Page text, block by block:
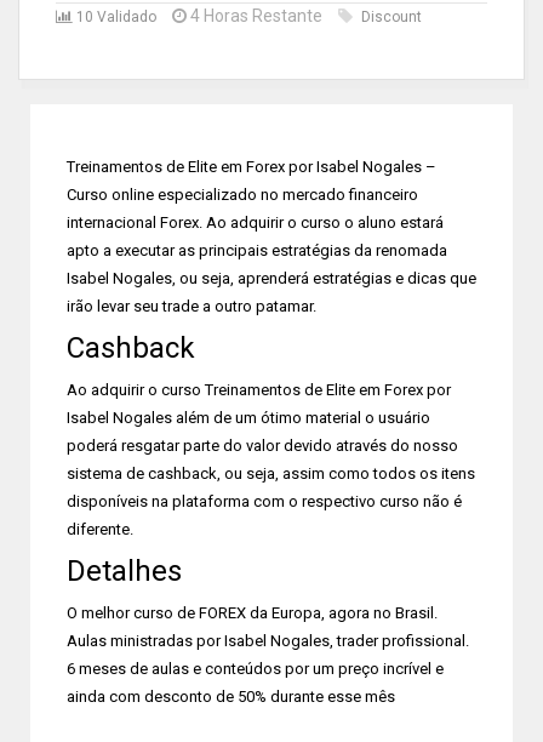
10 Validado 4 Horas Restante Discount
Treinamentos de Elite em Forex por Isabel Nogales –
Curso online especializado no mercado financeiro
internacional Forex. Ao adquirir o curso o aluno estará
apto a executar as principais estratégias da renomada
Isabel Nogales, ou seja, aprenderá estratégias e dicas que
irão levar seu trade a outro patamar.
Cashback
Ao adquirir o curso Treinamentos de Elite em Forex por
Isabel Nogales além de um ótimo material o usuário
poderá resgatar parte do valor devido através do nosso
sistema de cashback, ou seja, assim como todos os itens
disponíveis na plataforma com o respectivo curso não é
diferente.
Detalhes
O melhor curso de FOREX da Europa, agora no Brasil.
Aulas ministradas por Isabel Nogales, trader profissional.
6 meses de aulas e conteúdos por um preço incrível e
ainda com desconto de 50% durante esse mês